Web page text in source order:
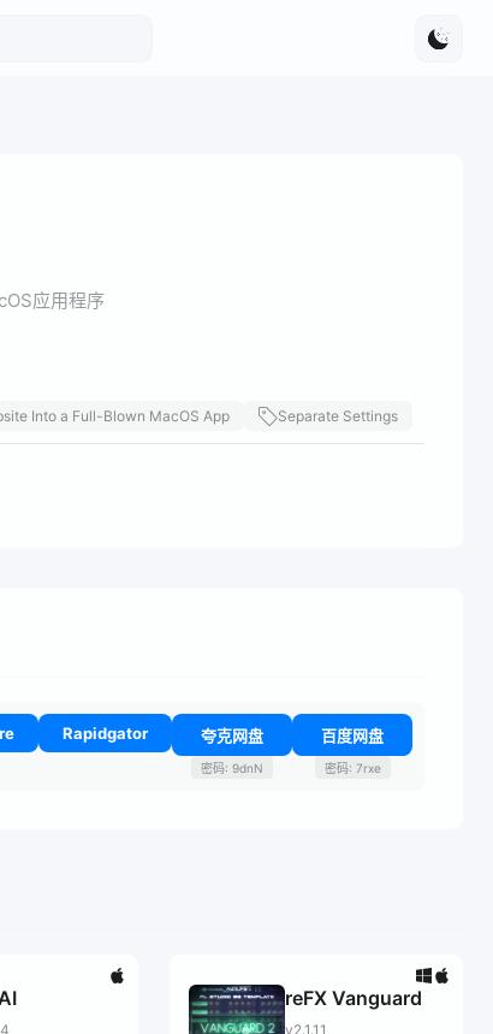
应用程序
Into a Full-Blown MacOS App Separate Settings
Rapidgator 夸克网盘
密码: 9dnN
百度网盘
密码: 7rxe
reFX Vanguard
v2.1.11